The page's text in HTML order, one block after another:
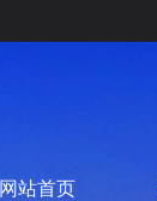
网站首页